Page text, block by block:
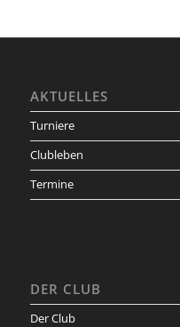
AKTUELLES
Turniere
Clubleben
Termine
DER CLUB
Der Club